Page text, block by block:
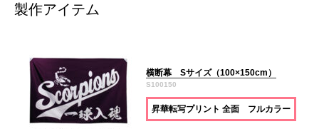
製作アイテム
横断幕 Sサイズ（100×150cm）
S100150
昇華転写プリント 全面 フルカラー